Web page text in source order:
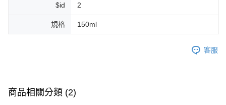
$id 2
規格 150ml
客服
商品相關分類 (2)